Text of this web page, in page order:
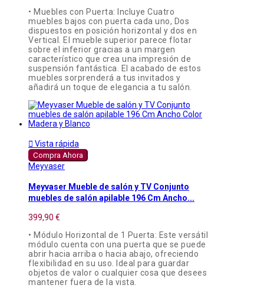
• Muebles con Puerta: Incluye Cuatro
muebles bajos con puerta cada uno, Dos
dispuestos en posición horizontal y dos en
Vertical. El mueble superior parece flotar
sobre el inferior gracias a un margen
característico que crea una impresión de
suspensión fantástica. El acabado de estos
muebles sorprenderá a tus invitados y
añadirá un toque de elegancia a tu salón.
 Vista rápida
Compra Ahora
Meyvaser
Meyvaser Mueble de salón y TV Conjunto
muebles de salón apilable 196 Cm Ancho...
399,90 €
• Módulo Horizontal de 1 Puerta: Este versátil
módulo cuenta con una puerta que se puede
abrir hacia arriba o hacia abajo, ofreciendo
flexibilidad en su uso. Ideal para guardar
objetos de valor o cualquier cosa que desees
mantener fuera de la vista.